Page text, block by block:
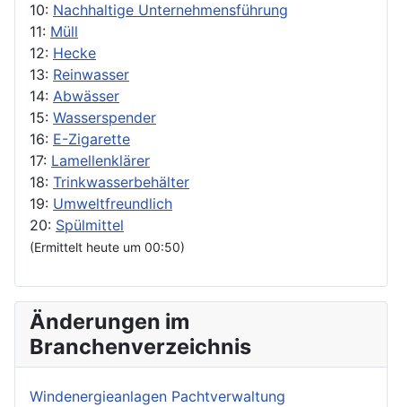
10: Nachhaltige Unternehmensführung
11: Müll
12: Hecke
13: Reinwasser
14: Abwässer
15: Wasserspender
16: E-Zigarette
17: Lamellenklärer
18: Trinkwasserbehälter
19: Umweltfreundlich
20: Spülmittel
(Ermittelt heute um 00:50)
Änderungen im
Branchenverzeichnis
Windenergieanlagen Pachtverwaltung